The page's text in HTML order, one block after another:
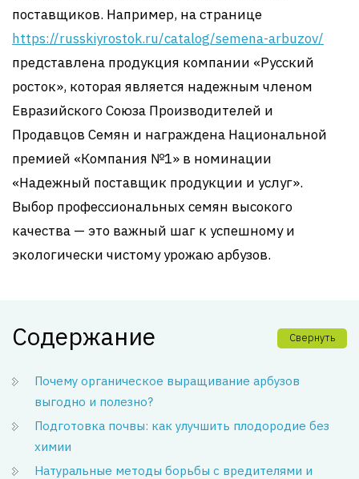
поставщиков. Например, на странице
https://russkiyrostok.ru/catalog/semena-arbuzov/
представлена продукция компании «Русский
росток», которая является надежным членом
Евразийского Союза Производителей и
Продавцов Семян и награждена Национальной
премией «Компания №1» в номинации
«Надежный поставщик продукции и услуг».
Выбор профессиональных семян высокого
качества — это важный шаг к успешному и
экологически чистому урожаю арбузов.
Содержание Свернуть
Почему органическое выращивание арбузов
выгодно и полезно?
Подготовка почвы: как улучшить плодородие без
химии
Натуральные методы борьбы с вредителями и